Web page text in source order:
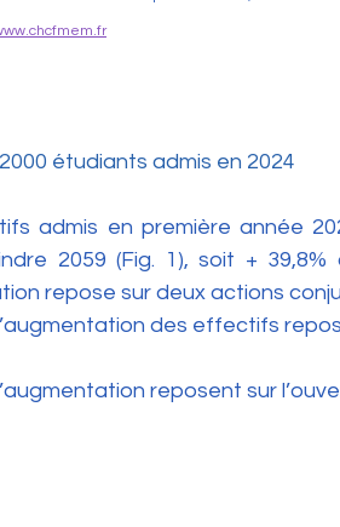
étudiants admis en 2024
admis en première année
2059 (Fig. 1), soit +
repose sur deux actions
des effectifs
reposent sur